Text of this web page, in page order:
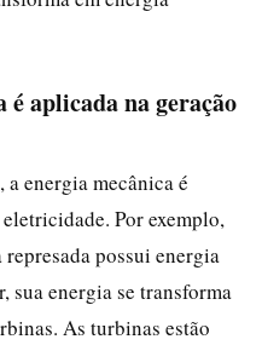
é aplicada na geração
energia mecânica é
Por exemplo,
possui energia
energia se transforma
As turbinas estão